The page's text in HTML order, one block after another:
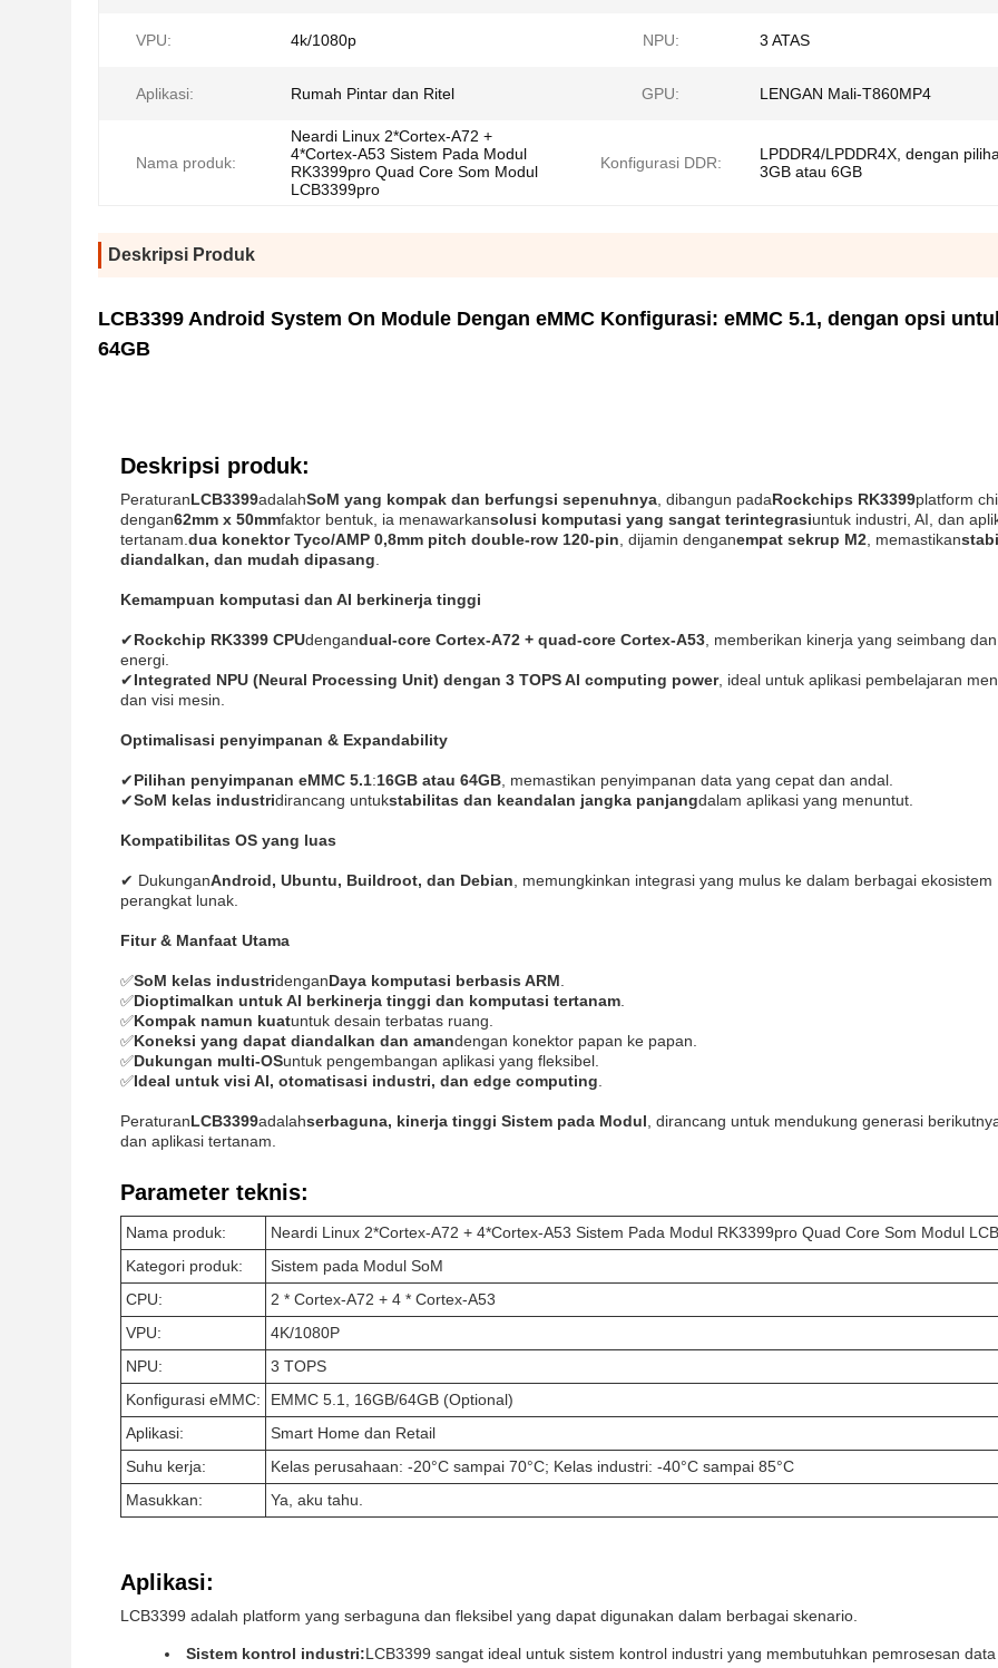
VPU: 4k/1080p NPU: 3 ATAS
Aplikasi: Rumah Pintar dan Ritel GPU: LENGAN Mali-T860MP4
Nama produk:
Neardi Linux 2*Cortex-A72 +
4*Cortex-A53 Sistem Pada Modul
RK3399pro Quad Core Som Modul
LCB3399pro
Konfigurasi DDR:
LPDDR4/LPDDR4X, dengan
3GB atau 6GB
Deskripsi Produk
LCB3399 Android System On Module Dengan eMMC Konfigurasi: eMMC 5.1, dengan opsi
64GB
Deskripsi produk:
PeraturanLCB3399adalahSoM yang kompak dan berfungsi sepenuhnya , dibangun padaRockchips RK3399platform
dengan62mm x 50mmfaktor bentuk, ia menawarkansolusi komputasi yang sangat terintegrasiuntuk industri, AI, dan
tertanam. dua konektor Tyco/AMP 0,8mm pitch double-row 120-pin , dijamin denganempat sekrup M2 , memastikan
diandalkan, dan mudah dipasang
Kemampuan komputasi dan AI berkinerja tinggi
✔Rockchip RK3399 CPUdengandual-core Cortex-A72 + quad-core Cortex-A53 , memberikan kinerja yang seimbang
energi.
✔Integrated NPU (Neural Processing Unit) dengan 3 TOPS AI computing power, ideal untuk aplikasi pembelajaran
dan visi mesin.
Optimalisasi penyimpanan & Expandability
✔Pilihan penyimpanan eMMC 5.1:16GB atau 64GB , memastikan penyimpanan data yang cepat dan andal.
✔SoM kelas industridirancang untukstabilitas dan keandalan jangka panjangdalam aplikasi yang menuntut.
Kompatibilitas OS yang luas
✔ DukunganAndroid, Ubuntu, Buildroot, dan Debian , memungkinkan integrasi yang mulus ke dalam berbagai ekosistem
perangkat lunak.
Fitur & Manfaat Utama
✅SoM kelas industridenganDaya komputasi berbasis ARM
✅Dioptimalkan untuk AI berkinerja tinggi dan komputasi tertanam
✅Kompak namun kuatuntuk desain terbatas ruang.
✅Koneksi yang dapat diandalkan dan amandengan konektor papan ke papan.
✅Dukungan multi-OSuntuk pengembangan aplikasi yang fleksibel.
✅Ideal untuk visi AI, otomatisasi industri, dan edge computing
PeraturanLCB3399adalahserbaguna, kinerja tinggi Sistem pada Modul , dirancang untuk mendukung generasi
dan aplikasi tertanam.
Parameter teknis:
Nama produk:
Neardi Linux 2*Cortex-A72 + 4*Cortex-A53 Sistem Pada Modul RK3399pro Quad Core Som Modul
Kategori produk:
Sistem pada Modul SoM
CPU:
2 * Cortex-A72 + 4 * Cortex-A53
VPU:
4K/1080P
NPU:
3 TOPS
Konfigurasi eMMC:
EMMC 5.1, 16GB/64GB (Optional)
Aplikasi:
Smart Home dan Retail
Suhu kerja:
Kelas perusahaan: -20°C sampai 70°C; Kelas industri: -40°C sampai 85°C
Masukkan:
Ya, aku tahu.
Aplikasi:
LCB3399 adalah platform yang serbaguna dan fleksibel yang dapat digunakan dalam berbagai skenario.
Sistem kontrol industri:LCB3399 sangat ideal untuk sistem kontrol industri yang membutuhkan pemrosesan